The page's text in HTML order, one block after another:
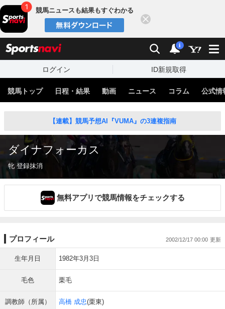
競馬ニュースも結果もすぐわかる
検索 通知
i
ログイン ID新規取得
競馬トップ 日程・結果 動画 ニュース コラム 公式情
【連載】競馬予想AI『VUMA』の3連複指南
ダイナフォーカス
牝 登録抹消
無料アプリで競馬情報をチェックする
プロフィール 2002/12/17 00:00
生年月日 1982年3月3日
毛色 栗毛
調教師（所属） 高橋 成忠(栗東)